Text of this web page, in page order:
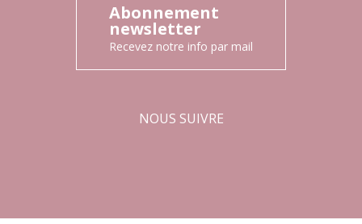
Abonnement
newsletter
Recevez notre info par mail
NOUS SUIVRE